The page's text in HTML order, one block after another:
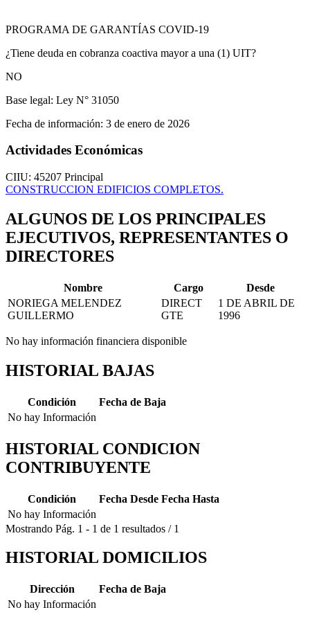
PROGRAMA DE GARANTÍAS COVID-19
¿Tiene deuda en cobranza coactiva mayor a una (1) UIT?
NO
Base legal: Ley N° 31050
Fecha de información: 3 de enero de 2026
Actividades Económicas
CIIU: 45207 Principal
CONSTRUCCION EDIFICIOS COMPLETOS.
ALGUNOS DE LOS PRINCIPALES
EJECUTIVOS, REPRESENTANTES O
DIRECTORES
Nombre Cargo
Desde
NORIEGA MELENDEZ
GUILLERMO
DIRECT
GTE
1 DE ABRIL DE
1996
No hay información financiera disponible
HISTORIAL BAJAS
Condición
Fecha de Baja
No hay Información
HISTORIAL CONDICION
CONTRIBUYENTE
Condición Fecha Desde Fecha Hasta
No hay Información
Mostrando Pág. 1 - 1 de 1 resultados / 1
HISTORIAL DOMICILIOS
Dirección
Fecha de Baja
No hay Información